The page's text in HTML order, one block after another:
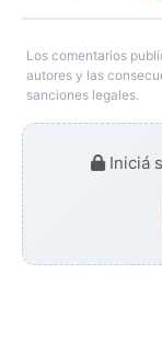
Los comentarios
autores y las
sanciones legales.
Iniciá